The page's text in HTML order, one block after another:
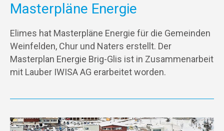
Masterpläne Energie
Elimes hat Masterpläne Energie für die Gemeinden
Weinfelden, Chur und Naters erstellt. Der
Masterplan Energie Brig-Glis ist in Zusammenarbeit
mit Lauber IWISA AG erarbeitet worden.